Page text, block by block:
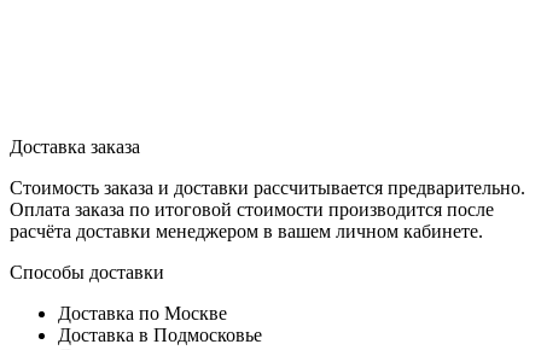
Доставка заказа
Стоимость заказа и доставки рассчитывается предварительно.
Оплата заказа по итоговой стоимости производится после
расчёта доставки менеджером в вашем личном кабинете.
Способы доставки
Доставка по Москве
Доставка в Подмосковье